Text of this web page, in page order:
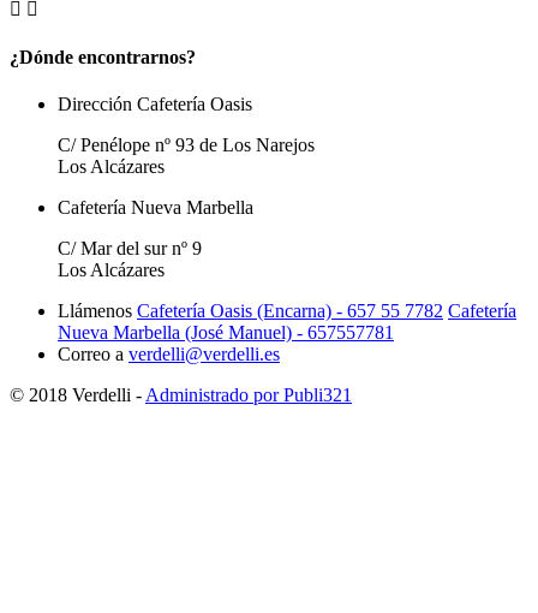
 
¿Dónde encontrarnos?
Dirección Cafetería Oasis
C/ Penélope nº 93 de Los Narejos
Los Alcázares
Cafetería Nueva Marbella
C/ Mar del sur nº 9
Los Alcázares
Llámenos Cafetería Oasis (Encarna) - 657 55 7782 Cafetería
Nueva Marbella (José Manuel) - 657557781
Correo a verdelli@verdelli.es
© 2018 Verdelli - Administrado por Publi321